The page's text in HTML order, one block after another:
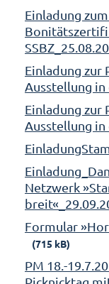
Einladung
Einladung zur
Ausstellung
Einladung zur
Ausstellung
Netzwerk
Formular
(715 kB)
PM 18.-